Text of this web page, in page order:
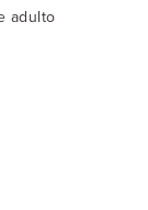
adulto